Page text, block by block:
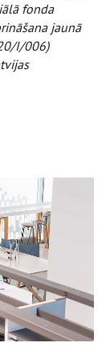
fonda
jaunā
I/006)